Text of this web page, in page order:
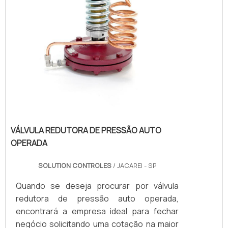
VÁLVULA REDUTORA DE PRESSÃO AUTO
OPERADA
SOLUTION CONTROLES / JACAREI - SP
Quando se deseja procurar por válvula
redutora de pressão auto operada,
encontrará a empresa ideal para fechar
negócio solicitando uma cotação na maior